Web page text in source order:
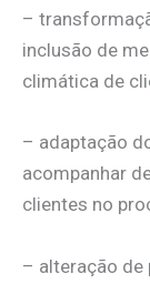
–
inclusão de
climática de
– adaptação
acompanhar
clientes no
– alteração de